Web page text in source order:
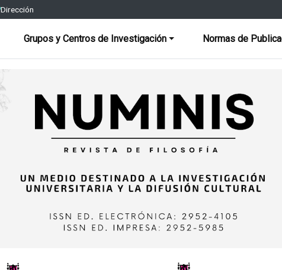
Dirección
Grupos y Centros de Investigación Normas de